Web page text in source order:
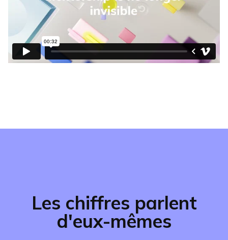
Les chiffres parlent
d'eux-mêmes